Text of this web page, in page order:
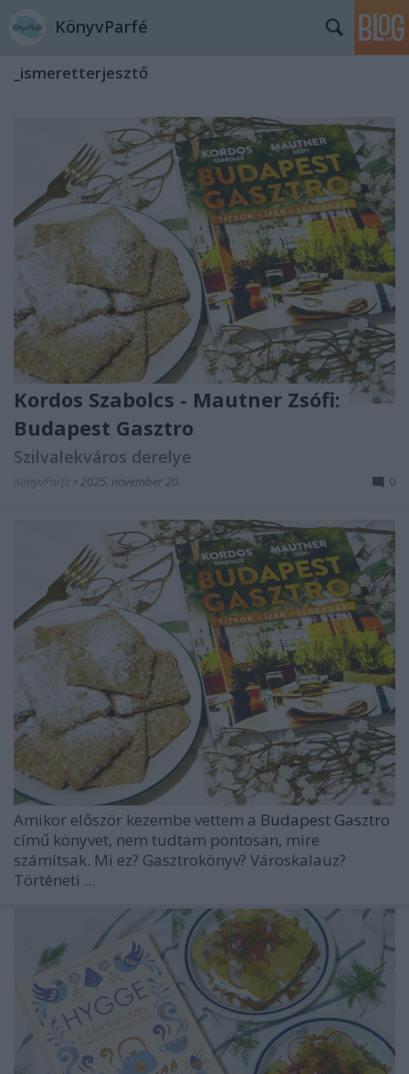
KönyvParfé
_ismeretterjesztő
Kordos Szabolcs - Mautner Zsófi:
Budapest Gasztro
Szilvalekváros derelye
KönyvParfé • 2025. november 20. 0
Amikor először kezembe vettem a Budapest Gasztro
című könyvet, nem tudtam pontosan, mire
számítsak. Mi ez? Gasztrokönyv? Városkalauz?
Történeti ...